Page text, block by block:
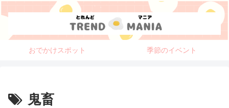
おでかけスポット 季節のイベント
鬼畜